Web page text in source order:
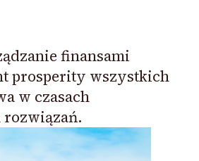
finansami
prosperity wszystkich
w czasach
rozwiązań.